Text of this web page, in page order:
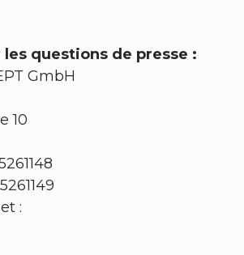
questions de presse :
GmbH
10
: